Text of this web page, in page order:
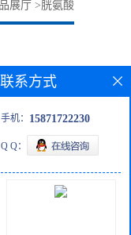
展厅 >胱氨酸
联系方式
手机： 15871722230
Q Q：